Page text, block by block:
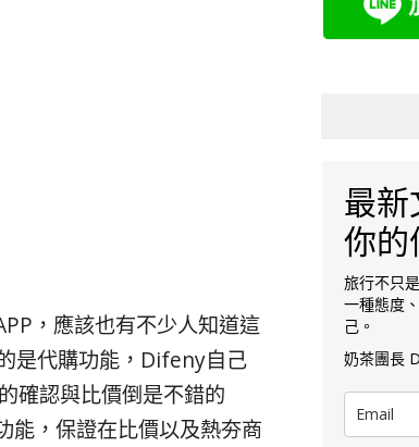
，應該也有不少人知道這
是代購功能，Difeny自己
確認與比價倒是不錯的
能，保證在比價以及熱夯商
最新
你的
旅行不只
一種態度
己。
奶茶團長